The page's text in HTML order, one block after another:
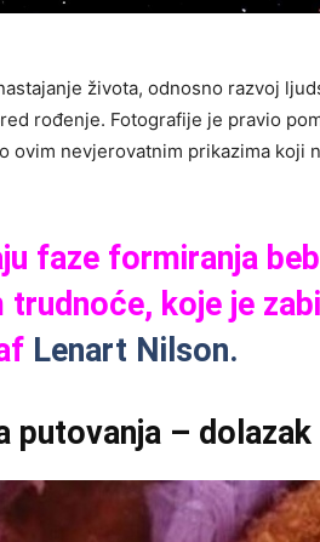
života, odnosno razvoj
rođenje. Fotografije je pravio
nevjerovatnim prikazima koji
faze formiranja
koje je
Lenart Nilson.
putovanja – dolazak